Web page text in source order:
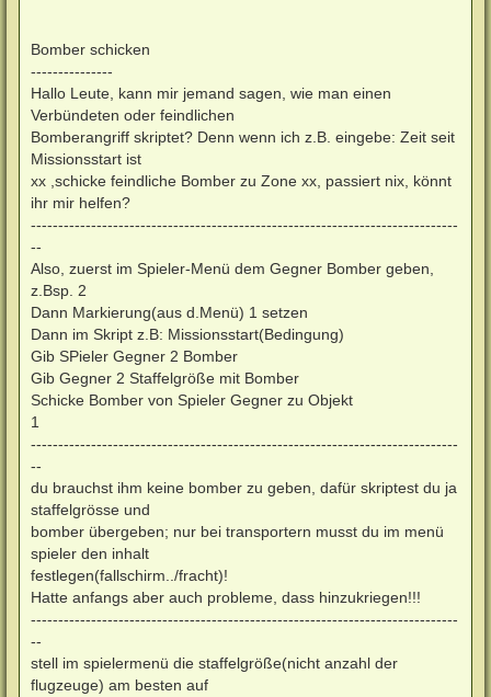
Bomber schicken
---------------
Hallo Leute, kann mir jemand sagen, wie man einen
Verbündeten oder feindlichen
Bomberangriff skriptet? Denn wenn ich z.B. eingebe: Zeit seit
Missionsstart ist
xx ,schicke feindliche Bomber zu Zone xx, passiert nix, könnt
ihr mir helfen?
------------------------------------------------------------------------------
--
Also, zuerst im Spieler-Menü dem Gegner Bomber geben,
z.Bsp. 2
Dann Markierung(aus d.Menü) 1 setzen
Dann im Skript z.B: Missionsstart(Bedingung)
Gib SPieler Gegner 2 Bomber
Gib Gegner 2 Staffelgröße mit Bomber
Schicke Bomber von Spieler Gegner zu Objekt
1
------------------------------------------------------------------------------
--
du brauchst ihm keine bomber zu geben, dafür skriptest du ja
staffelgrösse und
bomber übergeben; nur bei transportern musst du im menü
spieler den inhalt
festlegen(fallschirm../fracht)!
Hatte anfangs aber auch probleme, dass hinzukriegen!!!
------------------------------------------------------------------------------
--
stell im spielermenü die staffelgröße(nicht anzahl der
flugzeuge) am besten auf